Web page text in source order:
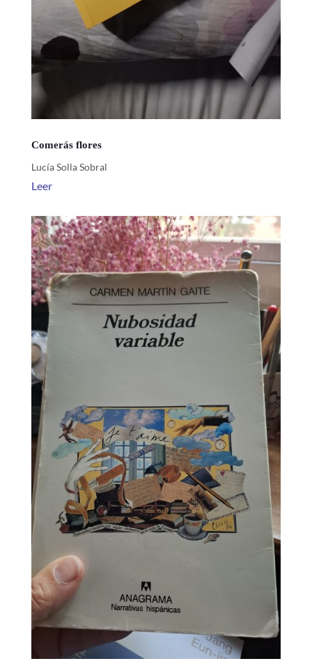
Comerás flores
Lucía Solla Sobral
Leer